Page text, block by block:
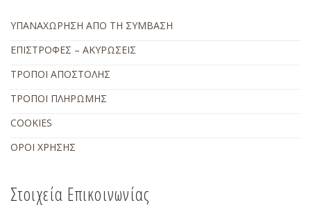
ΥΠΑΝΑΧΩΡΗΣΗ ΑΠΟ ΤΗ ΣΥΜΒΑΣΗ
ΕΠΙΣΤΡΟΦΕΣ – ΑΚΥΡΩΣΕΙΣ
ΤΡΟΠΟΙ ΑΠΟΣΤΟΛΗΣ
ΤΡΟΠΟΙ ΠΛΗΡΩΜΗΣ
COOKIES
ΟΡΟΙ ΧΡΗΣΗΣ
Στοιχεία Επικοινωνίας